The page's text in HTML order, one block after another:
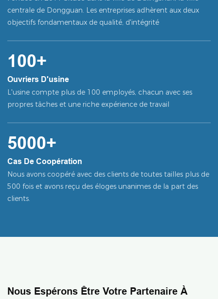
centrale de Dongguan. Les entreprises adhèrent aux deux
objectifs fondamentaux de qualité, d'intégrité
100+
Ouvriers D'usine
L'usine compte plus de 100 employés, chacun avec ses
propres tâches et une riche expérience de travail
5000+
Cas De Coopération
Nous avons coopéré avec des clients de toutes tailles plus de
500 fois et avons reçu des éloges unanimes de la part des
clients.
Nous Espérons Être Votre Partenaire À